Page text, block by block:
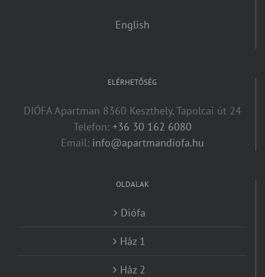
English
ELÉRHETŐSÉG
DIÓFA Apartman 8360 Keszthely, Tapolcai út 24
Telefon: +36 30 162 6080
Email: info@apartmandiofa.hu
OLDALAK
Diófa
Ház 1
Ház 2